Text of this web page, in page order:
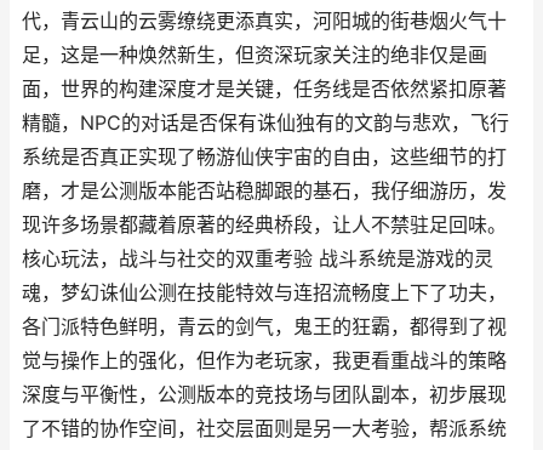
代，青云山的云雾缭绕更添真实，河阳城的街巷烟火气十
足，这是一种焕然新生，但资深玩家关注的绝非仅是画
面，世界的构建深度才是关键，任务线是否依然紧扣原著
精髓，NPC的对话是否保有诛仙独有的文韵与悲欢，飞行
系统是否真正实现了畅游仙侠宇宙的自由，这些细节的打
磨，才是公测版本能否站稳脚跟的基石，我仔细游历，发
现许多场景都藏着原著的经典桥段，让人不禁驻足回味。
核心玩法，战斗与社交的双重考验 战斗系统是游戏的灵
魂，梦幻诛仙公测在技能特效与连招流畅度上下了功夫，
各门派特色鲜明，青云的剑气，鬼王的狂霸，都得到了视
觉与操作上的强化，但作为老玩家，我更看重战斗的策略
深度与平衡性，公测版本的竞技场与团队副本，初步展现
了不错的协作空间，社交层面则是另一大考验，帮派系统